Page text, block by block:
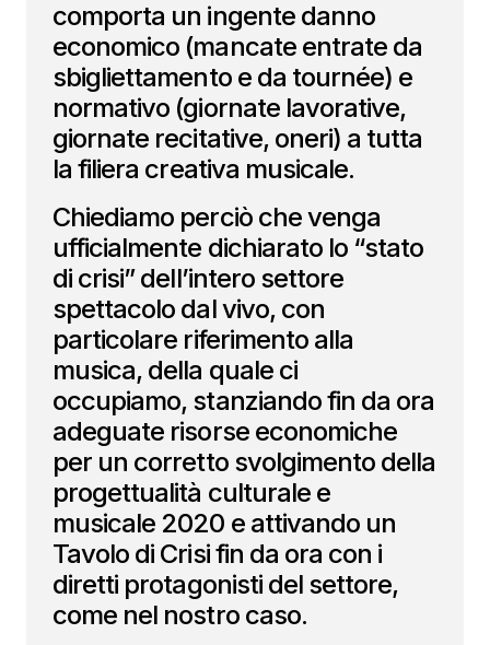
comporta un ingente danno
economico (mancate entrate da
sbigliettamento e da tournée) e
normativo (giornate lavorative,
giornate recitative, oneri) a tutta
la filiera creativa musicale.
Chiediamo perciò che venga
ufficialmente dichiarato lo “stato
di crisi” dell’intero settore
spettacolo dal vivo, con
particolare riferimento alla
musica, della quale ci
occupiamo, stanziando fin da ora
adeguate risorse economiche
per un corretto svolgimento della
progettualità culturale e
musicale 2020 e attivando un
Tavolo di Crisi fin da ora con i
diretti protagonisti del settore,
come nel nostro caso.